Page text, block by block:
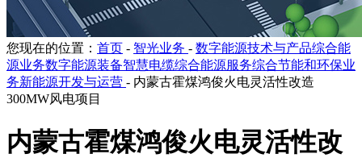
您现在的位置： 首页 - 智光业务 - 数字能源技术与产品综合能
源业务数字能源装备智慧电缆综合能源服务综合节能和环保业
务新能源开发与运营 - 内蒙古霍煤鸿俊火电灵活性改造
300MW风电项目
内蒙古霍煤鸿俊火电灵活性改